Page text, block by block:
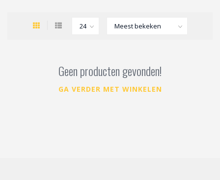
Geen producten gevonden!
GA VERDER MET WINKELEN